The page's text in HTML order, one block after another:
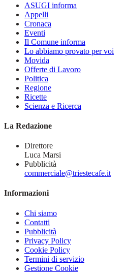
ASUGI informa
Appelli
Cronaca
Eventi
Il Comune informa
Lo abbiamo provato per voi
Movida
Offerte di Lavoro
Politica
Regione
Ricette
Scienza e Ricerca
La Redazione
Direttore
Luca Marsi
Pubblicità
commerciale@triestecafe.it
Informazioni
Chi siamo
Contatti
Pubblicità
Privacy Policy
Cookie Policy
Termini di servizio
Gestione Cookie